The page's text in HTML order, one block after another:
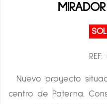
Nuevo proyecto
centro de Paterna.